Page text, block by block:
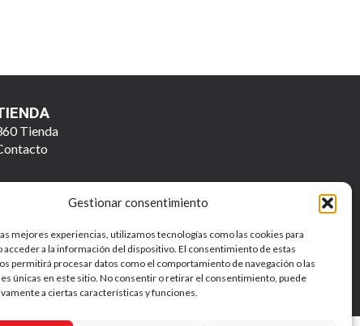
Gestionar consentimiento
mejores experiencias, utilizamos tecnologías como las cookies para
acceder a la información del dispositivo. El consentimiento de estas
permitirá procesar datos como el comportamiento de navegación o las
únicas en este sitio. No consentir o retirar el consentimiento, puede
a ciertas características y funciones.
Tienda
de Privacidad y Tratamiento de Datos Personales